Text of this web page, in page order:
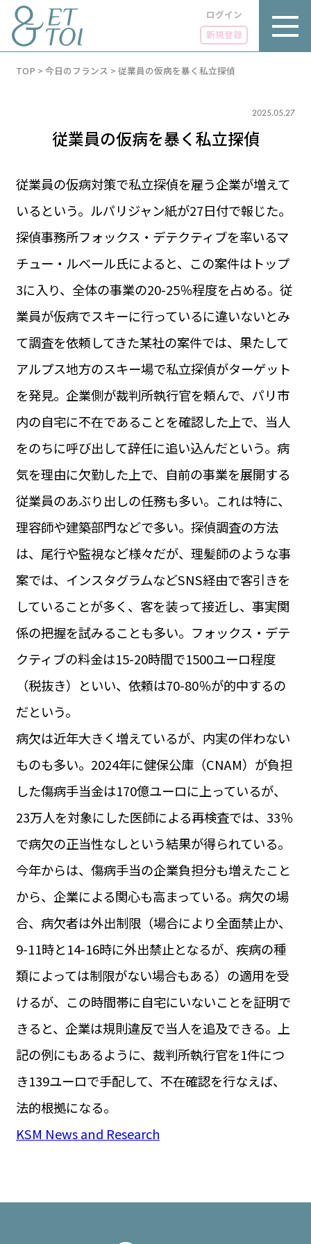
ログイン
新規登録
LUXE
グルメ
LIFE STYLE
BUSINESS
ビジネス・キャリア
INFOS PRATIQUES
TAG
タグ
#パリ
#お土産 #トリビア
#データで読み解くフランス
#フランス郵便情報
#フランス交通機関
#求人
#フランスの教育制度
#アプリ
#いざという時に
#カルカッソンヌ Carcassonne
#サステナブル
#フランス生活
#レシピ #ビューティー
#コスメ
#アルザス地方
#フランスの地方 #フロマージュ
#おでかけ
FR 19:54 ／ JP 02:54
1€＝182.37円
お問い合わせ
運営会社
サイトポリシー
TOP > 今日のフランス > 従業員の仮病を暴く私立探偵
2025.05.27
従業員の仮病を暴く私立探偵
従業員の仮病対策で私立探偵を雇う企業が増えて
いるという。ルパリジャン紙が27日付で報じた。
探偵事務所フォックス・デテクティブを率いるマ
チュー・ルベール氏によると、この案件はトップ
3に入り、全体の事業の20-25％程度を占める。従
業員が仮病でスキーに行っているに違いないとみ
て調査を依頼してきた某社の案件では、果たして
アルプス地方のスキー場で私立探偵がターゲット
を発見。企業側が裁判所執行官を頼んで、パリ市
内の自宅に不在であることを確認した上で、当人
をのちに呼び出して辞任に追い込んだという。病
気を理由に欠勤した上で、自前の事業を展開する
従業員のあぶり出しの任務も多い。これは特に、
理容師や建築部門などで多い。探偵調査の方法
は、尾行や監視など様々だが、理髪師のような事
案では、インスタグラムなどSNS経由で客引きを
していることが多く、客を装って接近し、事実関
係の把握を試みることも多い。フォックス・デテ
クティブの料金は15-20時間で1500ユーロ程度
（税抜き）といい、依頼は70-80％が的中するの
だという。
病欠は近年大きく増えているが、内実の伴わない
ものも多い。2024年に健保公庫（CNAM）が負担
した傷病手当金は170億ユーロに上っているが、
23万人を対象にした医師による再検査では、33％
で病欠の正当性なしという結果が得られている。
今年からは、傷病手当の企業負担分も増えたこと
から、企業による関心も高まっている。病欠の場
合、病欠者は外出制限（場合により全面禁止か、
9-11時と14-16時に外出禁止となるが、疾病の種
類によっては制限がない場合もある）の適用を受
けるが、この時間帯に自宅にいないことを証明で
きると、企業は規則違反で当人を追及できる。上
記の例にもあるように、裁判所執行官を1件につ
き139ユーロで手配して、不在確認を行なえば、
法的根拠になる。
KSM News and Research